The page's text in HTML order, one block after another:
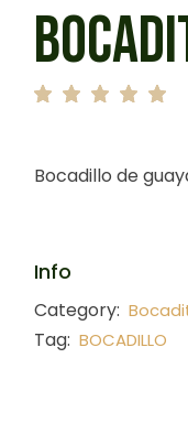
Bocadillo de
Info
Category:
Tag: BOCADILLO